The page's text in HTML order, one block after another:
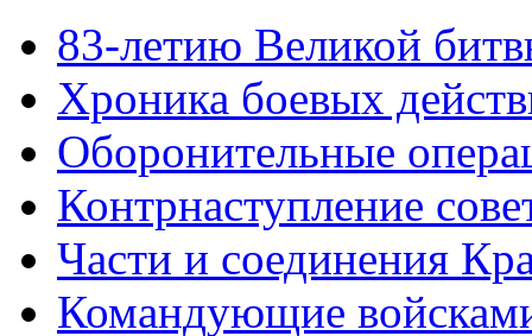
83-летию Великой
Хроника боевых
Оборонительные
Контрнаступление
Части и соединения
Командующие